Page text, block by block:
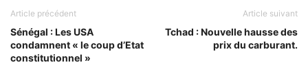
Article précédent
Sénégal : Les USA
condamnent « le coup d’Etat
constitutionnel »
Article suivant
Tchad : Nouvelle hausse des
prix du carburant.